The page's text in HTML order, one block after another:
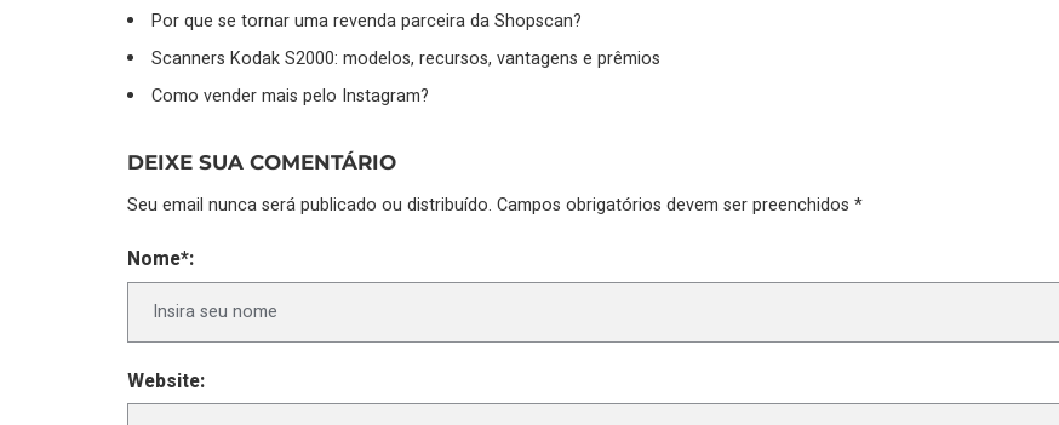
Por que se tornar uma revenda parceira da Shopscan?
Scanners Kodak S2000: modelos, recursos, vantagens e prêmios
Como vender mais pelo Instagram?
DEIXE SUA COMENTÁRIO
Seu email nunca será publicado ou distribuído. Campos obrigatórios devem ser preenchidos *
Nome*:
Website: